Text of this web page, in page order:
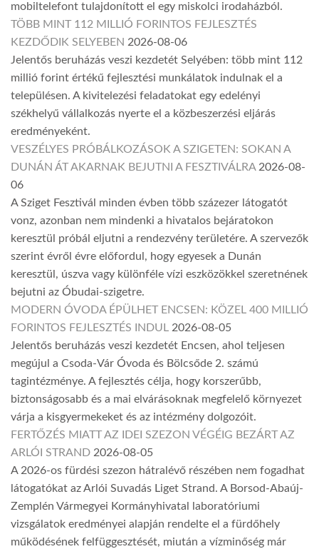
mobiltelefont tulajdonított el egy miskolci irodaházból.
TÖBB MINT 112 MILLIÓ FORINTOS FEJLESZTÉS
KEZDŐDIK SELYEBEN 2026-08-06
Jelentős beruházás veszi kezdetét Selyében: több mint 112
millió forint értékű fejlesztési munkálatok indulnak el a
településen. A kivitelezési feladatokat egy edelényi
székhelyű vállalkozás nyerte el a közbeszerzési eljárás
eredményeként.
VESZÉLYES PRÓBÁLKOZÁSOK A SZIGETEN: SOKAN A
DUNÁN ÁT AKARNAK BEJUTNI A FESZTIVÁLRA 2026-08-
06
A Sziget Fesztivál minden évben több százezer látogatót
vonz, azonban nem mindenki a hivatalos bejáratokon
keresztül próbál eljutni a rendezvény területére. A szervezők
szerint évről évre előfordul, hogy egyesek a Dunán
keresztül, úszva vagy különféle vízi eszközökkel szeretnének
bejutni az Óbudai-szigetre.
MODERN ÓVODA ÉPÜLHET ENCSEN: KÖZEL 400 MILLIÓ
FORINTOS FEJLESZTÉS INDUL 2026-08-05
Jelentős beruházás veszi kezdetét Encsen, ahol teljesen
megújul a Csoda-Vár Óvoda és Bölcsőde 2. számú
tagintézménye. A fejlesztés célja, hogy korszerűbb,
biztonságosabb és a mai elvárásoknak megfelelő környezet
várja a kisgyermekeket és az intézmény dolgozóit.
FERTŐZÉS MIATT AZ IDEI SZEZON VÉGÉIG BEZÁRT AZ
ARLÓI STRAND 2026-08-05
A 2026-os fürdési szezon hátralévő részében nem fogadhat
látogatókat az Arlói Suvadás Liget Strand. A Borsod-Abaúj-
Zemplén Vármegyei Kormányhivatal laboratóriumi
vizsgálatok eredményei alapján rendelte el a fürdőhely
működésének felfüggesztését, miután a vízminőség már